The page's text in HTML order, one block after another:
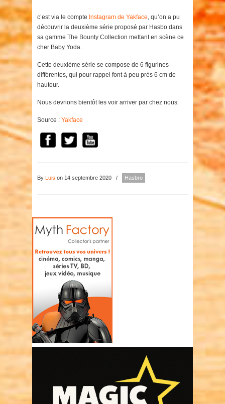
c’est via le compte Instagram de Yakface , qu’on a pu
découvrir la deuxième série proposé par Hasbo dans
sa gamme The Bounty Collection mettant en scène ce
cher Baby Yoda.
Cette deuxième série se compose de 6 figurines
différentes, qui pour rappel font à peu près 6 cm de
hauteur.
Nous devrions bientôt les voir arriver par chez nous.
Source : Yakface
By Luis on 14 septembre 2020 / Hasbro